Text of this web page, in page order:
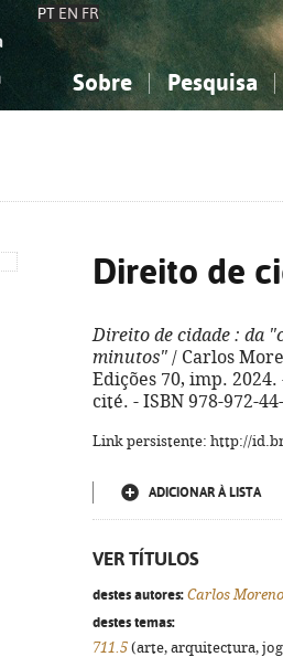
PT EN FR
Sobre Pesquisa
Direito de
Direito de cidade : da
minutos" / Carlos
Edições 70, imp.
cité. - ISBN 978-972-
Link persistente: http://
ADICIONAR À LISTA
VER TÍTULOS
destes autores: Carlos Moreno
destes temas:
711.5 (arte, arquitectura,